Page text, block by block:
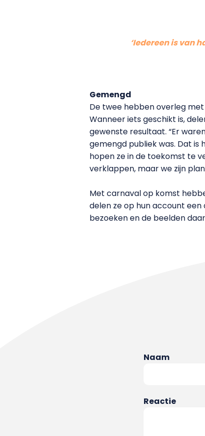
‘Iedereen is van
Gemengd
De twee hebben overleg
Wanneer iets geschikt is,
gewenste resultaat. “Er
gemengd publiek was. Dat is
hopen ze in de toekomst te
verklappen, maar we zijn
Met carnaval op komst
delen ze op hun account
bezoeken en de beelden
Naam
Reactie